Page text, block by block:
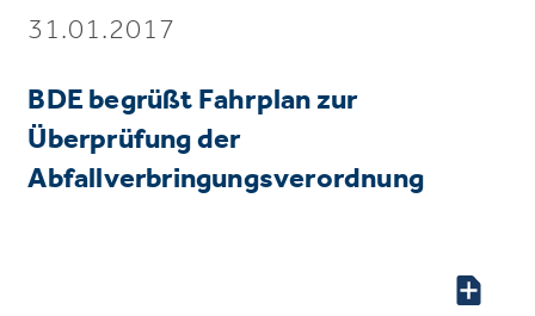
31.01.2017
BDE begrüßt Fahrplan zur
Überprüfung der
Abfallverbringungsverordnung